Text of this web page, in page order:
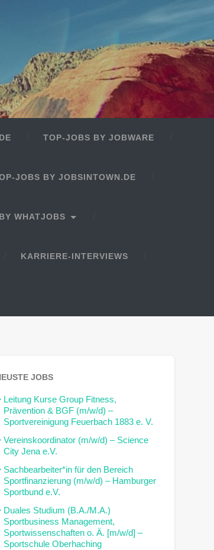
TOP-JOBS BY JOBWARE
JOBS BY JOBSINTOWN.DE
WHATJOBS
KARRIERE-INTERVIEWS
JOBS
Leitung Kurse Group Fitness,
Prävention & BGF (m/w/d) –
Sportvereinigung Feuerbach 1883 e. V.
Vereinskoordinator (m/w/d) – Science
City Jena e.V.
Sachbearbeiter*in für den Bereich
Sportfinanzierung (m/w/d) – Hamburger
Sportbund e.V.
Duales Studium (B.A./M.A.)
Sportbusiness Management,
Sportwissenschaften o. Ä. [m/w/d] –
Sportschule Oberhaching